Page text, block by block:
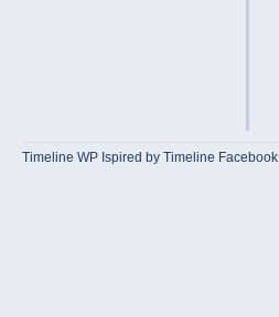
Timeline WP Ispired byTimeline Facebook